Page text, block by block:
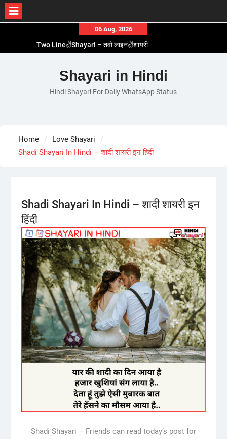
content
06 Aug, 2026
Two Line✌️Shayari – तवो लाइन✌️शायरी
Romantic Love😽Status – रोमांटिक लव😽स्टेटस
Love🥳Poetry In Hindi – लव🥳पोएट्री इन हिंदी
1 Line☝️Shayari In Hindi – १ लाइन☝️शायरी इन हिंदी
Shayari in Hindi
Hindi Shayari For Daily WhatsApp Status
Home
Love Shayari
Shadi Shayari In Hindi – शादी शायरी इन हिंदी
Shadi Shayari In Hindi – शादी शायरी इन
हिंदी
Shadi Shayari – Friends can read today’s post for